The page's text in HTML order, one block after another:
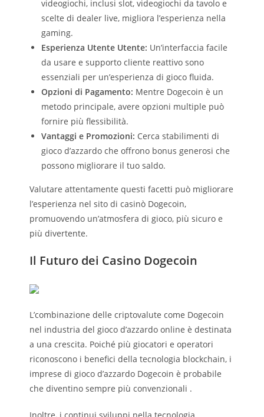
videogiochi, inclusi slot, videogiochi da tavolo e
scelte di dealer live, migliora l’esperienza nella
gaming.
Esperienza Utente Utente: Un’interfaccia facile
da usare e supporto cliente reattivo sono
essenziali per un’esperienza di gioco fluida.
Opzioni di Pagamento: Mentre Dogecoin è un
metodo principale, avere opzioni multiple può
fornire più flessibilità.
Vantaggi e Promozioni: Cerca stabilimenti di
gioco d’azzardo che offrono bonus generosi che
possono migliorare il tuo saldo.
Valutare attentamente questi facetti può migliorare
l’esperienza nel sito di casinò Dogecoin,
promuovendo un’atmosfera di gioco, più sicuro e
più divertente.
Il Futuro dei Casino Dogecoin
L’combinazione delle criptovalute come Dogecoin
nel industria del gioco d’azzardo online è destinata
a una crescita. Poiché più giocatori e operatori
riconoscono i benefici della tecnologia blockchain, i
imprese di gioco d’azzardo Dogecoin è probabile
che diventino sempre più convenzionali .